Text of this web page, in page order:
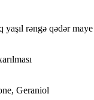
yaşıl rəngə qədər maye
Geraniol